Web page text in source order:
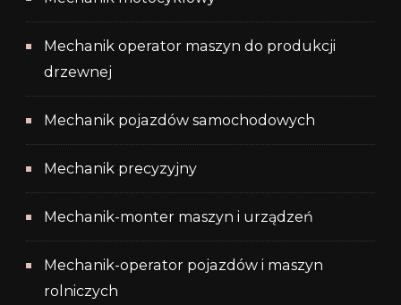
Mechanik operator maszyn do produkcji
drzewnej
Mechanik pojazdów samochodowych
Mechanik precyzyjny
Mechanik-monter maszyn i urządzeń
Mechanik-operator pojazdów i maszyn
rolniczych